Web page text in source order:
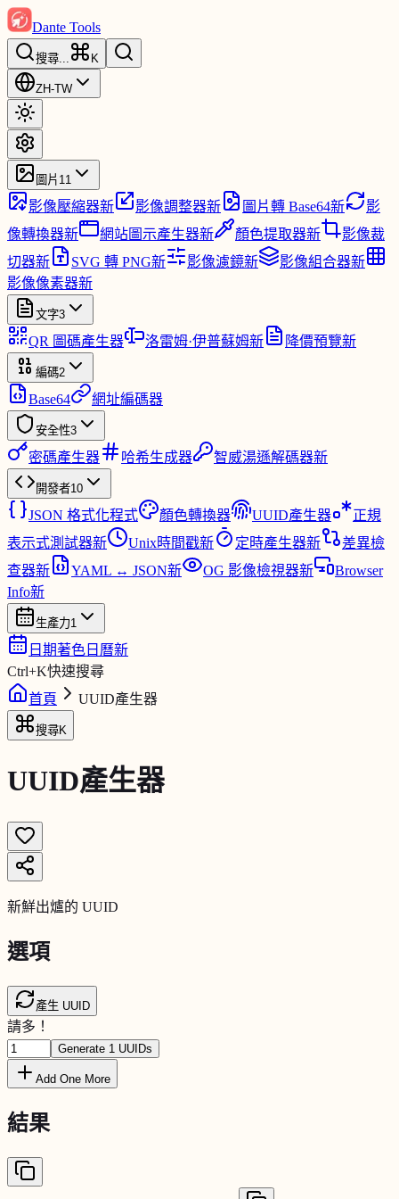
Dante Tools
搜尋... K
ZH-TW
圖片 11
影像壓縮器新 影像調整器新 圖片轉 Base64新
影
像轉換器新 網站圖示產生器新 顏色提取器新
影像裁
切器新 SVG 轉 PNG新 影像濾鏡新 影像組合器新
影像像素器新
文字3
QR 圖碼產生器 洛雷姆·伊普蘇姆新 降價預覽新
編碼2
Base64 網址編碼器
安全性3
密碼產生器 哈希生成器 智威湯遜解碼器新
開發者10
JSON 格式化程式 顏色轉換器 UUID產生器
正規
表示式測試器新 Unix時間戳新 定時產生器新
差異檢
查器新 YAML ↔ JSON新 OG 影像檢視器新
Browser
Info新
生產力1
日期著色日曆新
Ctrl+K快速搜尋
首頁
UUID產生器
搜尋K
UUID產生器
新鮮出爐的 UUID
選項
產生 UUID
請多！
Generate 1 UUIDs
Add One More
結果